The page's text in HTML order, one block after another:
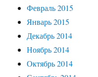
Февраль 2015
Январь 2015
Декабрь 2014
Ноябрь 2014
Октябрь 2014